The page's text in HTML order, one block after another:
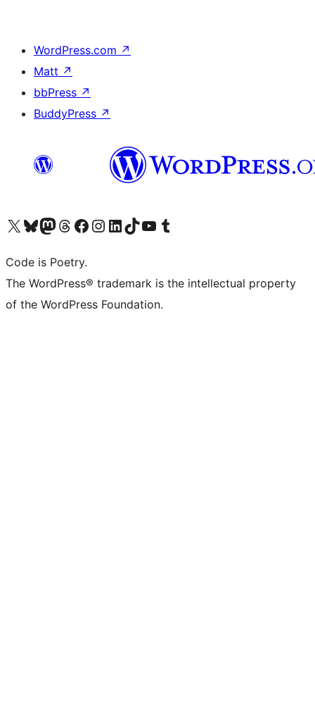
WordPress.com ↗
Matt ↗
bbPress ↗
BuddyPress ↗
ຢ້ຽມຊົມບັນຊີ X (ຊື່ເກົ່າ Twitter) ຂອງພວກເຮົາຢ້ຽມຊົມບັນຊີ Bluesky ຂອງພວກເຮົາຢ້ຽມຊົມບັນຊີ Mastodon ຂອງພວກເຮົາຢ້ຽມຊົມບັນຊີ Threads ຂອງພວກເຮົາຢ້ຽມຊົມໜ້າ Facebook ຂອງພວກເຮົາຢ້ຽມຊົມບັນຊີ Instagram ຂອງພວກເຮົາຢ້ຽມຊົມບັນຊີ LinkedIn ຂອງພວກເຮົາຢ້ຽມຊົມບັນຊີ TikTok ຂອງພວກເຮົາຢ້ຽມຊົມຊ່ອງ YouTube ຂອງພວກເຮົາຢ້ຽມຊົມບັນຊີ Tumblr ຂອງພວກເຮົາ
Code is Poetry.
The WordPress® trademark is the intellectual property
of the WordPress Foundation.